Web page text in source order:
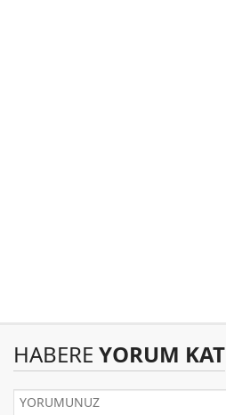
HABERE YORUM KAT